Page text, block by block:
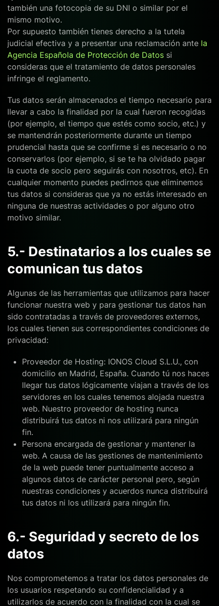
también una fotocopia de su DNI o similar por el
mismo motivo.
Por supuesto también tienes derecho a la tutela
judicial efectiva y a presentar una reclamación ante la
Agencia Española de Protección de Datos si
consideras que el tratamiento de datos personales
infringe el reglamento.
Tus datos serán almacenados el tiempo necesario para
llevar a cabo la finalidad por la cual fueron recogidas
(por ejemplo, el tiempo que estés como socio, etc.) y
se mantendrán posteriormente durante un tiempo
prudencial hasta que se confirme si es necesario o no
conservarlos (por ejemplo, si se te ha olvidado pagar
la cuota de socio pero seguirás con nosotros, etc). En
cualquier momento puedes pedirnos que eliminemos
tus datos si consideras que ya no estás interesado en
ninguna de nuestras actividades o por alguno otro
motivo similar.
5.- Destinatarios a los cuales se
comunican tus datos
Algunas de las herramientas que utilizamos para hacer
funcionar nuestra web y para gestionar tus datos han
sido contratadas a través de proveedores externos,
los cuales tienen sus correspondientes condiciones de
privacidad:
Proveedor de Hosting: IONOS Cloud S.L.U., con
domicilio en Madrid, España. Cuando tú nos haces
llegar tus datos lógicamente viajan a través de los
servidores en los cuales tenemos alojada nuestra
web. Nuestro proveedor de hosting nunca
distribuirá tus datos ni nos utilizará para ningún
fin.
Persona encargada de gestionar y mantener la
web. A causa de las gestiones de mantenimiento
de la web puede tener puntualmente acceso a
algunos datos de carácter personal pero, según
nuestras condiciones y acuerdos nunca distribuirá
tus datos ni los utilizará para ningún fin.
6.- Seguridad y secreto de los
datos
Nos comprometemos a tratar los datos personales de
los usuarios respetando su confidencialidad y a
utilizarlos de acuerdo con la finalidad con la cual se